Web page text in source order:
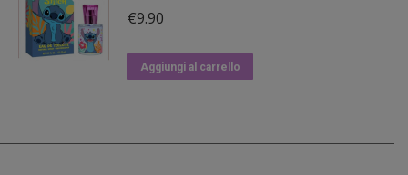
nella
pagina
€9.90
Aggiungi al carrello